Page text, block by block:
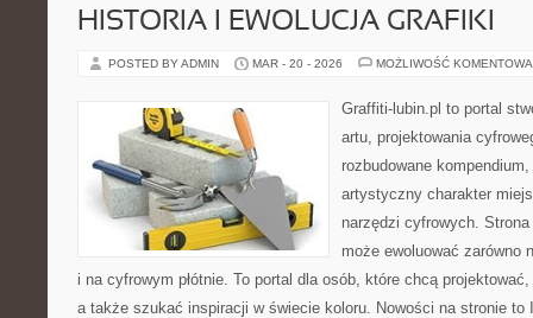
HISTORIA I EWOLUCJA GRAFIKI
POSTED BY ADMIN MAR - 20 - 2026 MOŻLIWOŚĆ
Graffiti-lubin.pl to portal
artu, projektowania
rozbudowane
artystyczny charakter
narzędzi cyfrowych.
może ewoluować zarówno
i na cyfrowym płótnie. To portal dla osób, które chcą
a także szukać inspiracji w świecie koloru. Nowości na stronie